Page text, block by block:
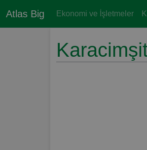
Atlas Big Ekonomi ve İşletmeler